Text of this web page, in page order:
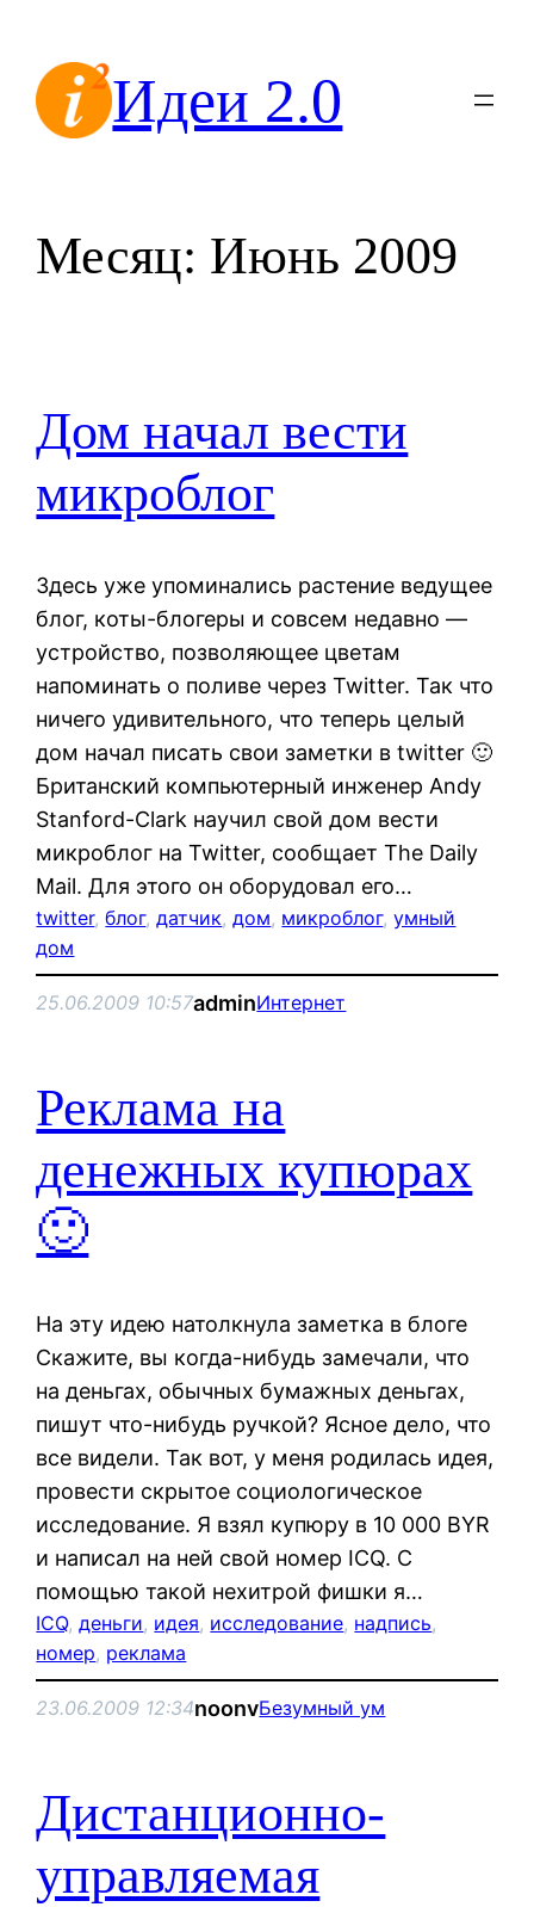
содержимомуИдеи 2.0
Месяц: Июнь 2009
Дом начал вести
микроблог
Здесь уже упоминались растение ведущее
блог, коты-блогеры и совсем недавно —
устройство, позволяющее цветам
напоминать о поливе через Twitter. Так что
ничего удивительного, что теперь целый
дом начал писать свои заметки в twitter 🙂
Британский компьютерный инженер Andy
Stanford-Clark научил свой дом вести
микроблог на Twitter, сообщает The Daily
Mail. Для этого он оборудовал его…
twitter, блог, датчик, дом, микроблог, умный
дом
25.06.2009 10:57adminИнтернет
Реклама на
денежных купюрах
🙂
На эту идею натолкнула заметка в блоге
Скажите, вы когда-нибудь замечали, что
на деньгах, обычных бумажных деньгах,
пишут что-нибудь ручкой? Ясное дело, что
все видели. Так вот, у меня родилась идея,
провести скрытое социологическое
исследование. Я взял купюру в 10 000 BYR
и написал на ней свой номер ICQ. С
помощью такой нехитрой фишки я…
ICQ, деньги, идея, исследование, надпись
номер, реклама
23.06.2009 12:34noonvБезумный ум
Дистанционно-
управляемая